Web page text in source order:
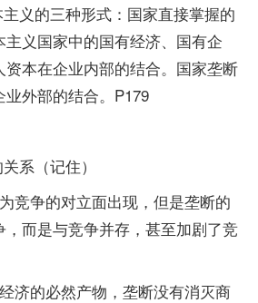
的三种形式：国家直接掌握的
义国家中的国有经济、国有企
本在企业内部的结合。国家垄断
外部的结合。P179
（记住）
争的对立面出现，但是垄断的
而是与竞争并存，甚至加剧了竞
的必然产物，垄断没有消灭商